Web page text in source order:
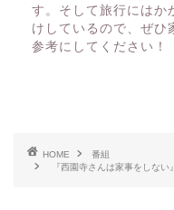
す。そして旅行にはか
けしているので、ぜひ
参考にしてください！
HOME
番組
『西園寺さんは家事をしな